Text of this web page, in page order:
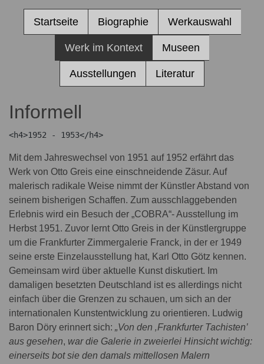
Startseite Biographie Werkauswahl
Werk im Kontext Museen
Ausstellungen Literatur
Informell
Mit dem Jahreswechsel von 1951 auf 1952 erfährt das
Werk von Otto Greis eine einschneidende Zäsur. Auf
malerisch radikale Weise nimmt der Künstler Abstand von
seinem bisherigen Schaffen. Zum ausschlaggebenden
Erlebnis wird ein Besuch der „COBRA“- Ausstellung im
Herbst 1951. Zuvor lernt Otto Greis in der Künstlergruppe
um die Frankfurter Zimmergalerie Franck, in der er 1949
seine erste Einzelausstellung hat, Karl Otto Götz kennen.
Gemeinsam wird über aktuelle Kunst diskutiert. Im
damaligen besetzten Deutschland ist es allerdings nicht
einfach über die Grenzen zu schauen, um sich an der
internationalen Kunstentwicklung zu orientieren. Ludwig
Baron Döry erinnert sich: „Von den ‚Frankfurter Tachisten’
aus gesehen, war die Galerie in zweierlei Hinsicht wichtig:
einerseits bot sie den damals mittellosen Malern